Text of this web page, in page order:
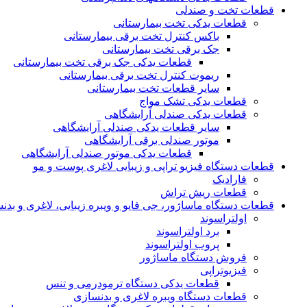
قطعات تخت و صندلی
قطعات یدکی تخت بیمارستانی
باکس کنترل تخت برقی بیمارستانی
جک برقی تخت بیمارستانی
قطعات یدکی جک برقی تخت بیمارستانی
ریموت کنترل تخت برقی بیمارستانی
سایر قطعات تخت بیمارستانی
قطعات یدکی تشک مواج
قطعات یدکی صندلی آرایشگاهی
سایر قطعات یدکی صندلی آرایشگاهی
موتور صندلی برقی آرایشگاهی
قطعات یدکی موتور صندلی آرایشگاهی
قطعات دستگاه فیزیو تراپی و زیبایی لاغری پوست و مو
فارادیک
قطعات ریش تراش
قطعات دستگاه ماساژور، جی فایو و ویبره زیبایی، لاغری و
اولتراسوند
برد اولتراسوند
پروب اولتراسوند
فروش دستگاه ماساژور
فیزیوتراپی
قطعات یدکی دستگاه ترمودرمی و تنس
قطعات دستگاه ویبره لاغری و بدنسازی